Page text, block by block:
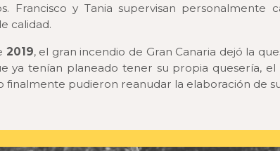
Francisco y Tania supervisan
calidad.
2019, el gran incendio de Gran Canaria dejó la
ya tenían planeado tener su propia quesería,
finalmente pudieron reanudar la elaboración de